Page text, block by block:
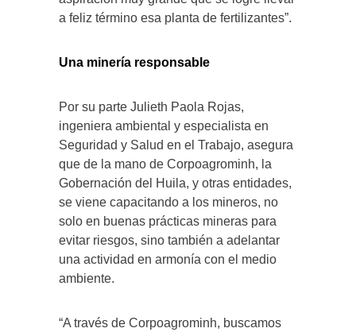
a feliz término esa planta de fertilizantes”.
Una minería responsable
Por su parte Julieth Paola Rojas,
ingeniera ambiental y especialista en
Seguridad y Salud en el Trabajo, asegura
que de la mano de Corpoagrominh, la
Gobernación del Huila, y otras entidades,
se viene capacitando a los mineros, no
solo en buenas prácticas mineras para
evitar riesgos, sino también a adelantar
una actividad en armonía con el medio
ambiente.
“A través de Corpoagrominh, buscamos